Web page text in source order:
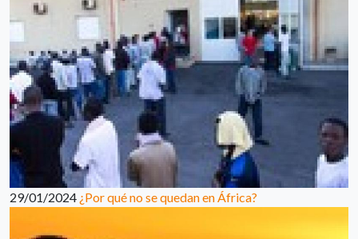
29/01/2024 ¿Por qué no se quedan en África?